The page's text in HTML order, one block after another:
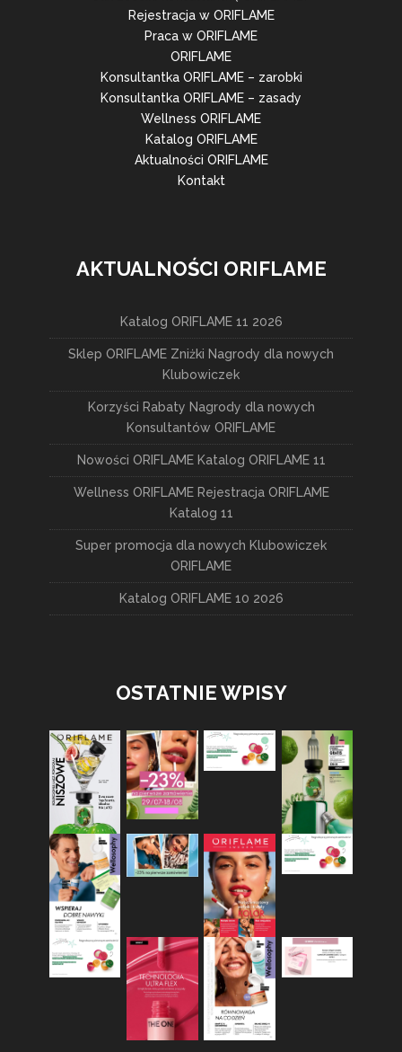
Rejestracja w ORIFLAME
Praca w ORIFLAME
ORIFLAME
Konsultantka ORIFLAME – zarobki
Konsultantka ORIFLAME – zasady
Wellness ORIFLAME
Katalog ORIFLAME
Aktualności ORIFLAME
Kontakt
AKTUALNOŚCI ORIFLAME
Katalog ORIFLAME 11 2026
Sklep ORIFLAME Zniżki Nagrody dla nowych
Klubowiczek
Korzyści Rabaty Nagrody dla nowych
Konsultantów ORIFLAME
Nowości ORIFLAME Katalog ORIFLAME 11
Wellness ORIFLAME Rejestracja ORIFLAME
Katalog 11
Super promocja dla nowych Klubowiczek
ORIFLAME
Katalog ORIFLAME 10 2026
OSTATNIE WPISY